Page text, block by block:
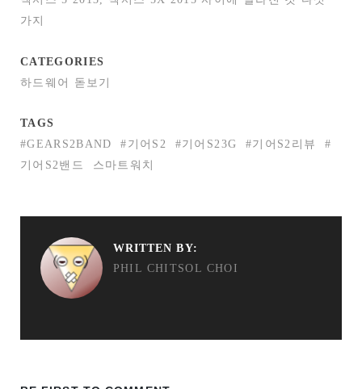
가지
CATEGORIES
하드웨어 돋보기
TAGS
#GEARS2BAND
#기어S2 #기어S23G #기어S2리뷰
#
기어S2밴드
스마트워치
WRITTEN BY:
PHIL CHITSOL CHOI